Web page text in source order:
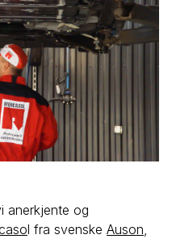
anerkjente og
l fra svenske Auson,